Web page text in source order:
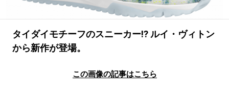
#GH 銘品の所以 #フイナムのYouTube
#Commune H
#ととけん #FASHION
#HANDSOME HANDBOOK
タイダイモチーフのスニーカー!? ルイ・ヴィトン
から新作が登場。
この画像の記事はこちら